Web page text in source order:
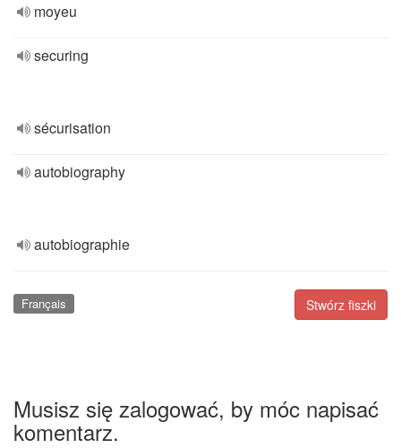
moyeu
securing
sécurisation
autobiography
autobiographie
Stwórz fiszki
Français
Musisz się zalogować, by móc napisać
komentarz.